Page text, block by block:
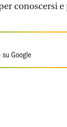
conoscersi e
su Google